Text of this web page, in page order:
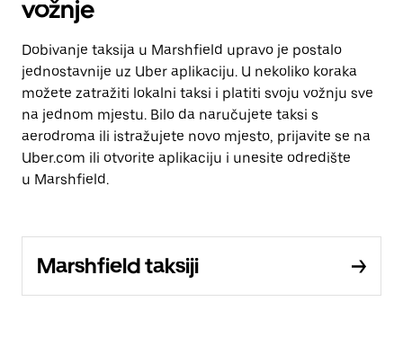
vožnje
Dobivanje taksija u Marshfield upravo je postalo
jednostavnije uz Uber aplikaciju. U nekoliko koraka
možete zatražiti lokalni taksi i platiti svoju vožnju sve
na jednom mjestu. Bilo da naručujete taksi s
aerodroma ili istražujete novo mjesto, prijavite se na
Uber.com ili otvorite aplikaciju i unesite odredište
u Marshfield.
Marshfield taksiji